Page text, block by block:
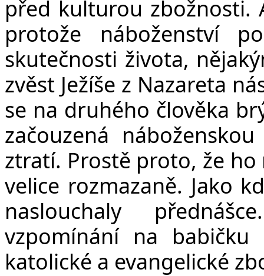
před kulturou zbožnosti.
protože náboženství
skutečnosti života,
zvěst Ježíše z Nazareta
se na druhého člověka
začouzená
ztratí. Prostě proto, že
velice rozmazaně. Jako
naslouchaly
vzpomínání na babičku
katolické a evangelické